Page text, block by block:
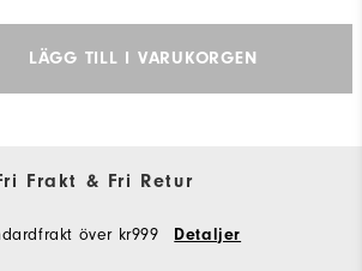
LÄGG TILL I VARUKORGEN
Frakt & Fri Retur
över kr999 Detaljer